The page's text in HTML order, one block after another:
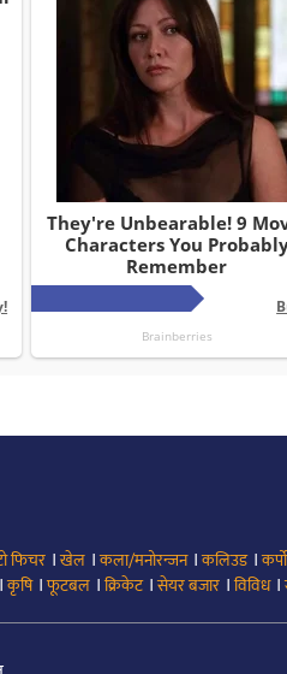
फिचर ।खेल ।कला/मनोरन्जन।कलिउड।
।कृषि।फूटबल ।क्रिकेट।सेयर बजार ।विविध।